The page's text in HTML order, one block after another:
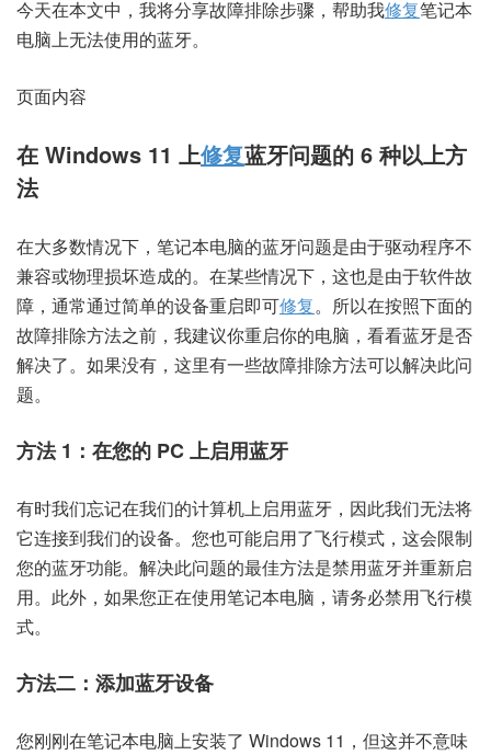
今天在本文中，我将分享故障排除步骤，帮助我修复笔记本
电脑上无法使用的蓝牙。
页面内容
在 Windows 11 上修复蓝牙问题的 6 种以上方
法
在大多数情况下，笔记本电脑的蓝牙问题是由于驱动程序不
兼容或物理损坏造成的。在某些情况下，这也是由于软件故
障，通常通过简单的设备重启即可修复。所以在按照下面的
故障排除方法之前，我建议你重启你的电脑，看看蓝牙是否
解决了。如果没有，这里有一些故障排除方法可以解决此问
题。
方法 1：在您的 PC 上启用蓝牙
有时我们忘记在我们的计算机上启用蓝牙，因此我们无法将
它连接到我们的设备。您也可能启用了飞行模式，这会限制
您的蓝牙功能。解决此问题的最佳方法是禁用蓝牙并重新启
用。此外，如果您正在使用笔记本电脑，请务必禁用飞行模
式。
方法二：添加蓝牙设备
您刚刚在笔记本电脑上安装了 Windows 11，但这并不意味